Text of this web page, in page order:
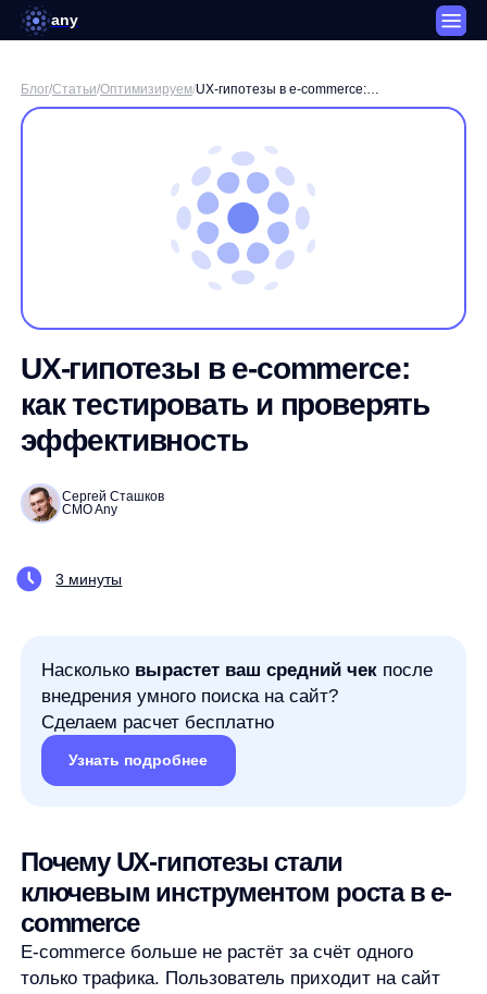
any
UX-гипотезы в e-commerce:
эффективность
как тестировать и проверять
CMO Any
3 минуты
Насколько
внедрения умного поиска на сайт?
Почему UX-гипотезы стали
ключевым инструментом роста в e-
commerce
уже избалованным: маркетплейсы, крупные
ритейлеры и сервисы задали высокую планку
удобства, скорости и персонализации. Если
интерфейс не помогает выбрать товар,
сомнения, пользователь просто уходит — даже при
хорошем ассортименте и цене.